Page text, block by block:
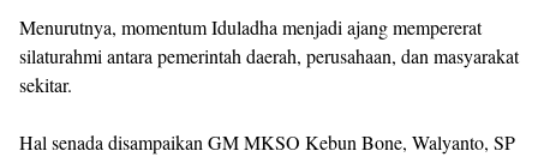
Menurutnya, momentum Iduladha menjadi ajang mempererat
silaturahmi antara pemerintah daerah, perusahaan, dan masyarakat
sekitar.
Hal senada disampaikan GM MKSO Kebun Bone, Walyanto, SP